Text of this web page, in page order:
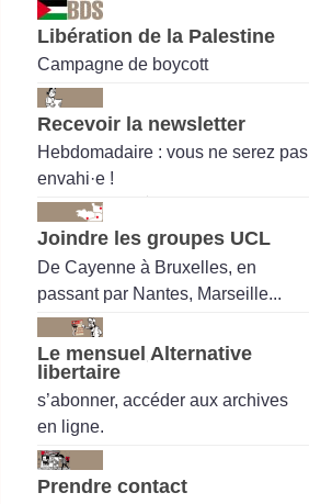
Libération de la Palestine
Campagne de boycott
Recevoir la newsletter
Hebdomadaire : vous ne serez pas
envahi·e !
Joindre les groupes UCL
De Cayenne à Bruxelles, en
passant par Nantes, Marseille...
Le mensuel Alternative
libertaire
s’abonner, accéder aux archives
en ligne.
Prendre contact